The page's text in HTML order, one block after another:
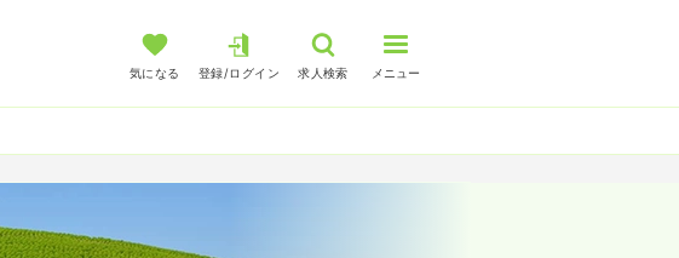
気になる 登録/ログイン 求人検索 メニュー